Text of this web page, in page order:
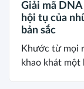
Giải mã
hội tụ của
bản sắc
Khước từ mọi
khao khát một